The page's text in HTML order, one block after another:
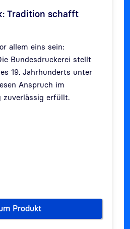
Tradition schafft
allem eins sein:
Bundesdruckerei stellt
19. Jahrhunderts unter
Anspruch im
erfüllt.
Produkt
Banknotendruck: Tradition